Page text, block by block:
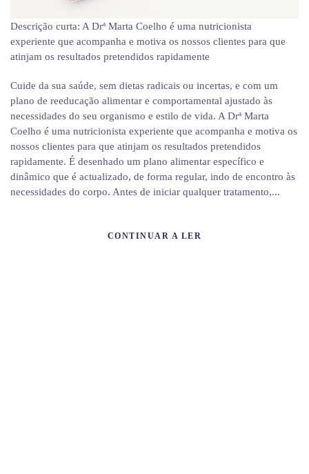
Descrição curta: A Drª Marta Coelho é uma nutricionista
experiente que acompanha e motiva os nossos clientes para que
atinjam os resultados pretendidos rapidamente
Cuide da sua saúde, sem dietas radicais ou incertas, e com um
plano de reeducação alimentar e comportamental ajustado às
necessidades do seu organismo e estilo de vida. A Drª Marta
Coelho é uma nutricionista experiente que acompanha e motiva os
nossos clientes para que atinjam os resultados pretendidos
rapidamente. É desenhado um plano alimentar específico e
dinâmico que é actualizado, de forma regular, indo de encontro às
necessidades do corpo. Antes de iniciar qualquer tratamento,...
CONTINUAR A LER